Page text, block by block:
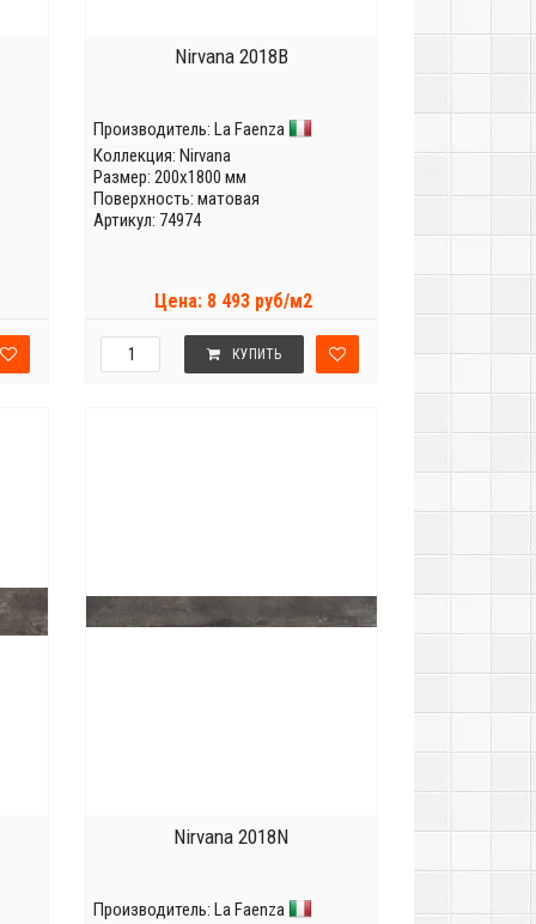
Nirvana 2018B
Производитель: La Faenza
Коллекция: Nirvana
Размер: 200x1800 мм
Поверхность: матовая
Артикул: 74974
Цена: 8 493 руб/м2
КУПИТЬ
Nirvana 2018N
Производитель: La Faenza